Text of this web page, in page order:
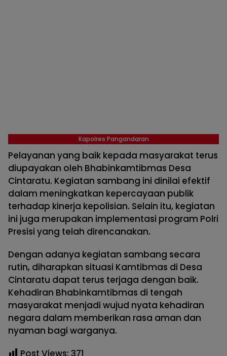
Kapolres Pangandaran
Pelayanan yang baik kepada masyarakat terus
diupayakan oleh Bhabinkamtibmas Desa
Cintaratu. Kegiatan sambang ini dinilai efektif
dalam meningkatkan kepercayaan publik
terhadap kinerja kepolisian. Selain itu, kegiatan
ini juga merupakan implementasi program Polri
Presisi yang telah direncanakan.
Dengan adanya kegiatan sambang secara
rutin, diharapkan situasi Kamtibmas di Desa
Cintaratu dapat terus terjaga dengan baik.
Kehadiran Bhabinkamtibmas di tengah
masyarakat menjadi wujud nyata kehadiran
negara dalam memberikan rasa aman dan
nyaman bagi warganya.
Post Views: 371